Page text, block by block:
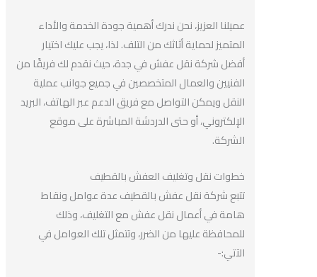
عميلنا العزيز، نحن ندرك أهمية جودة الخدمة والأداء
المتميز لحماية أثاثك من التلف. لذا، يجب عليك اختيار
أفضل شركة نقل عفش في جدة، حيث نقدم لك فريقًا من
الفنيين والعمال المتخصصين في جميع جوانب عملية
النقل ويمكن التواصل مع فريق الدعم عبر الهاتف، البريد
الإلكتروني، أو حتى الدردشة المباشرة على موقع
الشركة.
خطوات نقل وتغليف العفش بالقطيف
تتبع شركة نقل عفش بالقطيف عدة عوامل ونقاط
هامة في أعمال نقل عفش مع التغليف، وذلك
للمحافظة عليها من الضرر، وتتمثل تلك العوامل في
الآتي:-